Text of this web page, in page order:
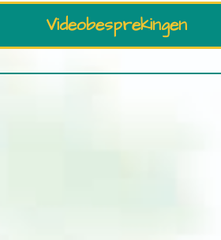
Videobesprekingen